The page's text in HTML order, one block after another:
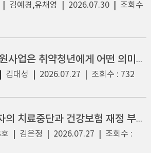
김예경,유채영 2026.07.30| 조회수
청년 자산형성 지원사업은 취약청년에게 어떤 의미인가?
김대성 2026.07.27 조회수 : 732
마약류 중독질환자의 치료중단과 건강보험 재정 부담 가중 현상
김은정 2026.07.27
조회수 :